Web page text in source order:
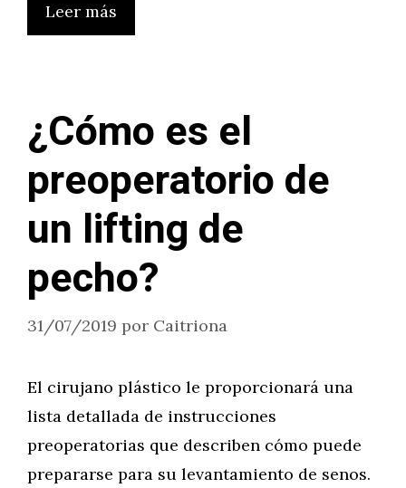
Leer más
¿Cómo es el
preoperatorio de
un lifting de
pecho?
31/07/2019 por Caitriona
El cirujano plástico le proporcionará una
lista detallada de instrucciones
preoperatorias que describen cómo puede
prepararse para su levantamiento de senos.